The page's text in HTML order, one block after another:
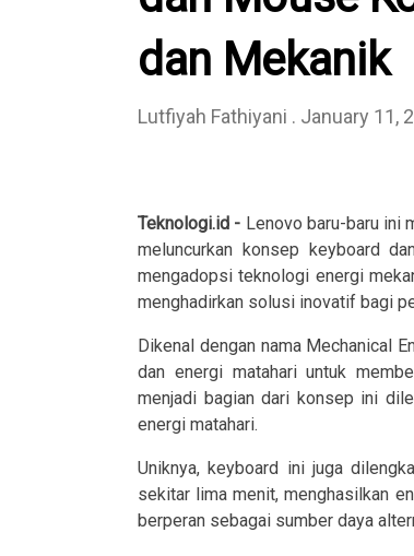
dan Mekanik
Lutfiyah Fathiyani . January 11,
Teknologi.id - Lenovo baru-baru ini
meluncurkan konsep keyboard
mengadopsi teknologi energi
menghadirkan solusi inovatif bagi
Dikenal dengan nama Mechanical
dan energi matahari untuk
menjadi bagian dari konsep ini
energi matahari.
Uniknya, keyboard ini juga
sekitar lima menit, menghasilkan
berperan sebagai sumber daya